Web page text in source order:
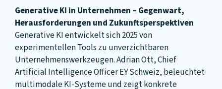
Generative KI in Unternehmen – Gegenwart,
Herausforderungen und Zukunftsperspektiven
Generative KI entwickelt sich 2025 von
experimentellen Tools zu unverzichtbaren
Unternehmenswerkzeugen. Adrian Ott, Chief
Artificial Intelligence Officer EY Schweiz, beleuchtet
multimodale KI-Systeme und zeigt konkrete